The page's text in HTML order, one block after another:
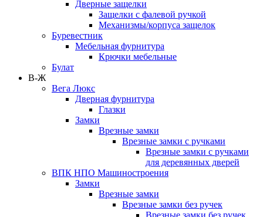
Дверные защелки
Защелки с фалевой ручкой
Механизмы/корпуса защелок
Буревестник
Мебельная фурнитура
Крючки мебельные
Булат
В-Ж
Вега Люкс
Дверная фурнитура
Глазки
Замки
Врезные замки
Врезные замки с ручками
Врезные замки с ручками
для деревянных дверей
ВПК НПО Машиностроения
Замки
Врезные замки
Врезные замки без ручек